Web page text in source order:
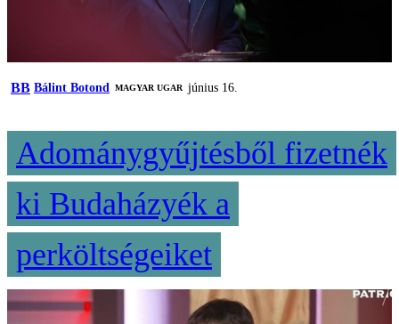
BB Bálint Botond MAGYAR UGAR június 16.
Adománygyűjtésből fizetnék
ki Budaházyék a
perköltségeiket